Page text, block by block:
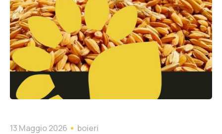
13 Maggio 2026 boieri